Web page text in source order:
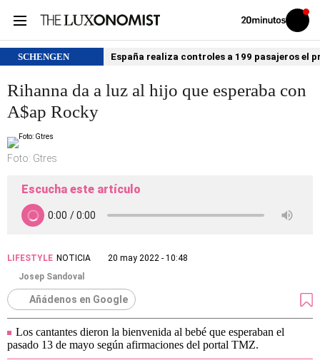
Volver
Iniciar
sesión
SCHENGEN España realiza controles a 199 pasajeros el
Rihanna da a luz al hijo que esperaba con
A$ap Rocky
Foto: Gtres
Escucha este artículo
LIFESTYLE NOTICIA
20 may 2022 - 10:48
Josep Sandoval
Añádenos en Google
Los cantantes dieron la bienvenida al bebé que esperaban el
pasado 13 de mayo según afirmaciones del portal TMZ.